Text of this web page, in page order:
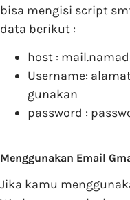
bisa mengisi script
data berikut :
host :
Username:
gunakan
password :
Menggunakan Email
Jika kamu